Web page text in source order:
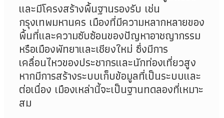
และมีโครงสร้างพื้นฐานรองรับ เช่น
กรุงเทพมหานคร เมืองที่มีความหลากหลายของ
พื้นที่และความซับซ้อนของปัญหาอาชญากรรม
หรือเมืองพัทยาและเชียงใหม่ ซึ่งมีการ
เคลื่อนไหวของประชากรและนักท่องเที่ยวสูง
หากมีการสร้างระบบเก็บข้อมูลที่เป็นระบบและ
ต่อเนื่อง เมืองเหล่านี้จะเป็นฐานทดลองที่เหมาะ
สม